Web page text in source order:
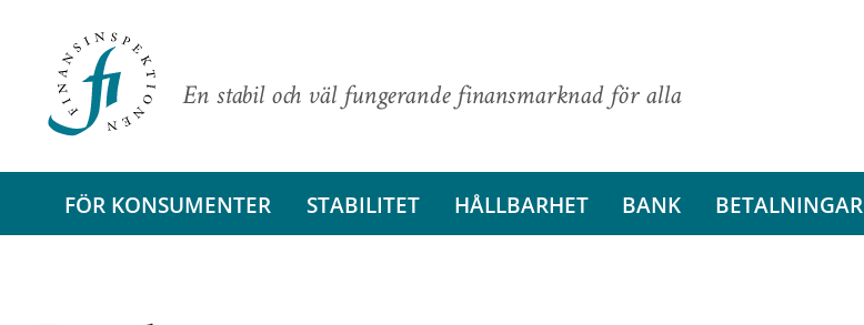
En stabil och väl fungerande finansmarknad för alla
FÖR KONSUMENTER STABILITET HÅLLBARHET BANK BETALNINGAR